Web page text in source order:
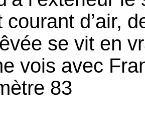
courant d’air,
se vit en
vois avec
83